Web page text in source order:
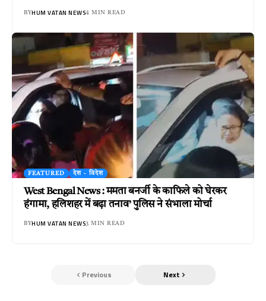
BYHUM VATAN NEWS4 MIN READ
FEATURED देश - विदेश
West Bengal News : ममता बनर्जी के काफिले को घेरकर
हंगामा, हलिशहर में बढ़ा तनाव’ पुलिस ने संभाला मोर्चा
BYHUM VATAN NEWS3 MIN READ
Previous Next